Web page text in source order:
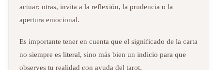
actuar; otras, invita a la reflexión, la prudencia o la
apertura emocional.
Es importante tener en cuenta que el significado de la carta
no siempre es literal, sino más bien un indicio para que
observes tu realidad con ayuda del tarot.